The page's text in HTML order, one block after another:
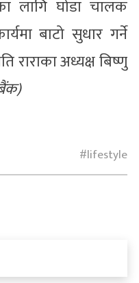
लागि घोडा चालक
बाटो सुधार गर्ने
राराका अध्यक्ष बिष्णु
lifestyle